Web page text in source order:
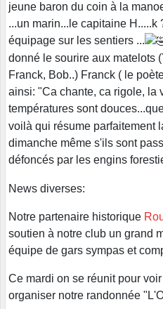
jeune baron du coin à la
...un marin...le capitaine
équipage sur les sentiers ...
donné le sourire aux matelots
Franck, Bob..) Franck ( le
ainsi: "Ca chante, ca rigole, la
températures sont
voilà qui résume parfaitement
dimanche même s'ils sont
défoncés par les engins
News diverses:
Notre partenaire historique
soutien à notre club un grand
équipe de gars sympas et
Ce mardi on se réunit pour
organiser notre randonnée